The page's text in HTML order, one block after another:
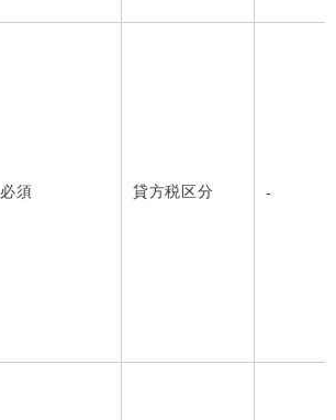
必須 貸方税区分 -